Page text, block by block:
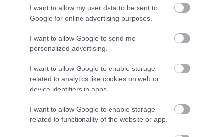
I want to allow my user data to be sent to
Google for online advertising purposes.
I want to allow Google to send me
personalized advertising.
I want to allow Google to enable storage
related to analytics like cookies on web or
device identifiers in apps.
I want to allow Google to enable storage
related to functionality of the website or app.
ΜΠΕΙΤΕ ΣΤΗ ΣΥΖΗΤΗΣΗ